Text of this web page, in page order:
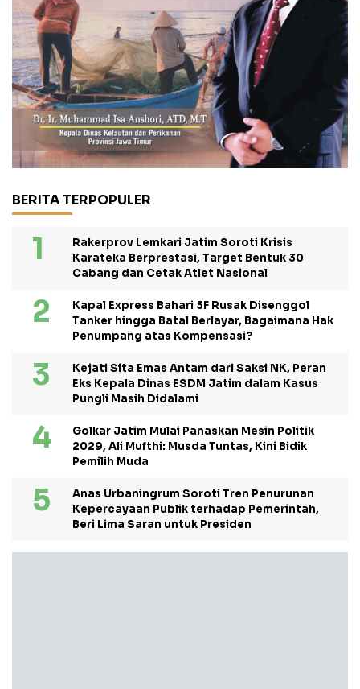
BERITA TERPOPULER
Rakerprov Lemkari Jatim Soroti Krisis
Karateka Berprestasi, Target Bentuk 30
Cabang dan Cetak Atlet Nasional
Kapal Express Bahari 3F Rusak Disenggol
Tanker hingga Batal Berlayar, Bagaimana Hak
Penumpang atas Kompensasi?
Kejati Sita Emas Antam dari Saksi NK, Peran
Eks Kepala Dinas ESDM Jatim dalam Kasus
Pungli Masih Didalami
Golkar Jatim Mulai Panaskan Mesin Politik
2029, Ali Mufthi: Musda Tuntas, Kini Bidik
Pemilih Muda
Anas Urbaningrum Soroti Tren Penurunan
Kepercayaan Publik terhadap Pemerintah,
Beri Lima Saran untuk Presiden